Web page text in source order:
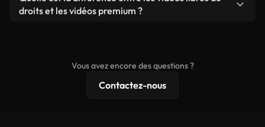
prêtes à l'emploi.
remixer nos vidéos. Assurez-vous simplement que
droits et les vidéos premium ?
résolution 4K et des protections de licence
Vous avez encore des questions ?
Contactez-nous